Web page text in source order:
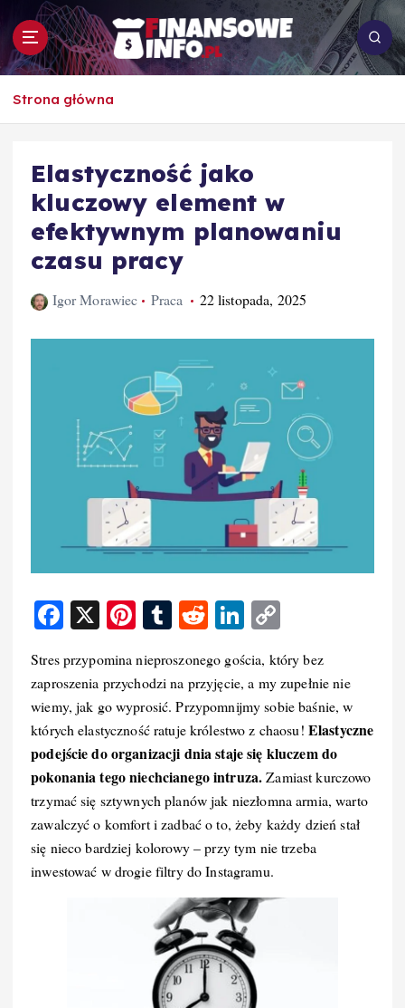
p
To i owo o rachunkowości, pracy, biznesie i
Strona główna
Elastyczność jako
kluczowy element w
efektywnym planowaniu
czasu pracy
Igor Morawiec Praca 22 listopada, 2025
F
c
e
b
o
o
k
X
Pi
er
e
st
T
m
bl
r
R
d
di
t
Li
k
e
d
I
n
p
y
Li
n
k
Stres przypomina nieproszonego gościa, który bez
zaproszenia przychodzi na przyjęcie, a my zupełnie nie
wiemy, jak go wyprosić. Przypomnijmy sobie baśnie, w
których elastyczność ratuje królestwo z chaosu! Elastyczne
podejście do organizacji dnia staje się kluczem do
pokonania tego niechcianego intruza.Zamiast kurczowo
trzymać się sztywnych planów jak niezłomna armia, warto
zawalczyć o komfort i zadbać o to, żeby każdy dzień stał
się nieco bardziej kolorowy – przy tym nie trzeba
inwestować w drogie filtry do Instagramu.